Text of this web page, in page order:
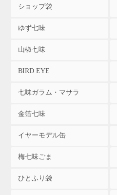
ショップ袋
ゆず七味
山椒七味
BIRD EYE
七味ガラム・マサラ
金箔七味
イヤーモデル缶
梅七味ごま
ひとふり袋